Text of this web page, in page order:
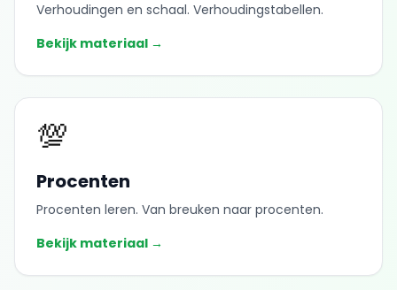
Verhoudingen en schaal. Verhoudingstabellen.
Bekijk materiaal →
💯
Procenten
Procenten leren. Van breuken naar procenten.
Bekijk materiaal →